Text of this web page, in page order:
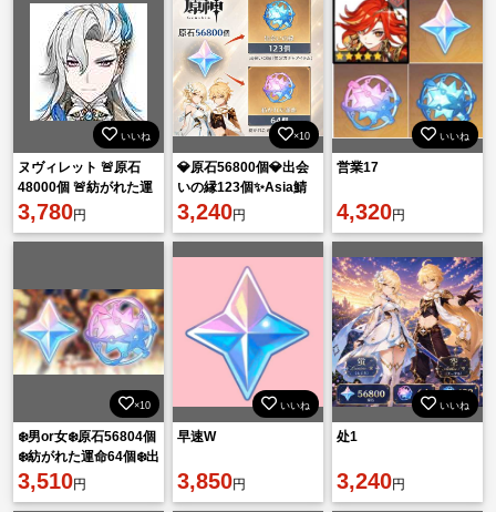
いいね
ヌヴィレット 🚨原石
48000個 🚨紡がれた運
命60個 🚨出会いの縁
100個
3,780円
×10
💎原石56800個💎出会
いの縁123個✨Asia鯖
🔥即購入OK⚡
3,240円
いいね
営業17
4,320円
×10
❄️男or女❄️原石56804個
❄️紡がれた運命64個❄️出
会いの縁132個
❄️❄️❄️❄️❄️❄️
3,510円
いいね
早速W
3,850円
いいね
处1
3,240円